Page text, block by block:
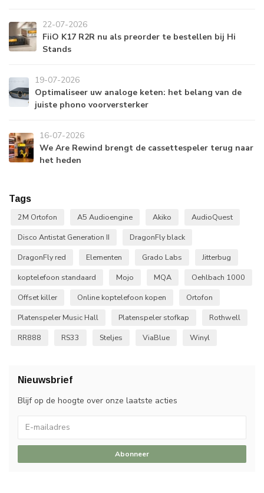
22-07-2026
FiiO K17 R2R nu als preorder te bestellen bij Hi
Stands
19-07-2026
Optimaliseer uw analoge keten: het belang van de
juiste phono voorversterker
16-07-2026
We Are Rewind brengt de cassettespeler terug naar
het heden
Tags
2M Ortofon
A5 Audioengine Akiko
AudioQuest
Disco Antistat Generation II
DragonFly black
DragonFly red
Elementen Grado Labs
Jitterbug
koptelefoon standaard
Mojo MQA
Oehlbach 1000
Offset killer
Online koptelefoon kopen
Ortofon
Platenspeler Music Hall
Platenspeler stofkap
Rothwell
RR888
RS33 Steljes ViaBlue Winyl
Nieuwsbrief
Blijf op de hoogte over onze laatste acties
Abonneer